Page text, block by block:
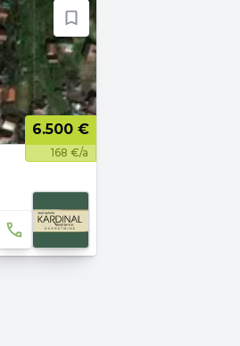
6.500 €
168 €/a